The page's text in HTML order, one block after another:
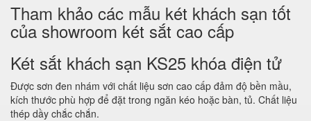
Tham khảo các mẫu két khách sạn tốt
của showroom két sắt cao cấp
Két sắt khách sạn KS25 khóa điện tử
Được sơn đen nhám với chất liệu sơn cao cấp đảm độ bền mầu,
kích thước phù hợp để đặt trong ngăn kéo hoặc bàn, tủ. Chất liệu
thép dầy chắc chắn.